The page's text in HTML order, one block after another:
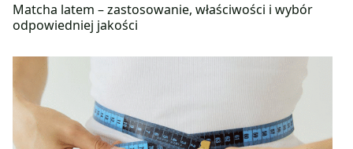
Matcha latem – zastosowanie, właściwości i wybór
odpowiedniej jakości